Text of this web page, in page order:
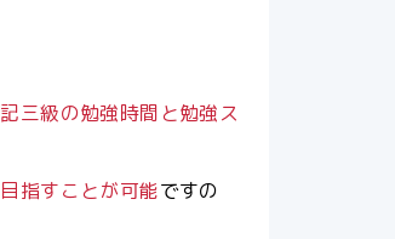
三級の勉強時間と勉強ス
指すことが可能ですの